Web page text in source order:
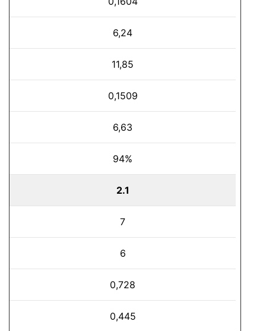
6,24
11,85
0,1509
6,63
94%
2.1
7
6
0,728
0,445